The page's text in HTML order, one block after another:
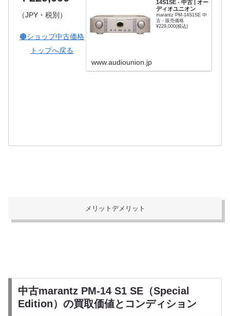
（JPY・税別）
🟤ショップ中古価格
トップへ戻る
14S1SE - 中古 | オー
ディオユニオン
marantz PM-14S1SE 中
古 - 販売価格
¥229,000(税込)
www.audiounion.jp
メリットデメリット
中古marantz PM-14 S1 SE（Special
Edition）の買取価値とコンディション